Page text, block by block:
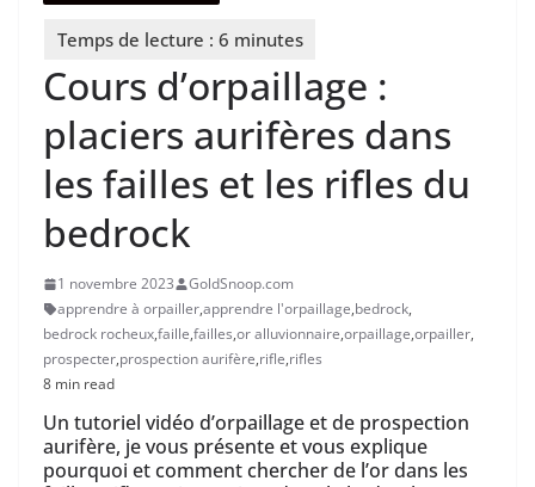
Cours d’orpaillage :
placiers aurifères dans
les failles et les rifles du
bedrock
1 novembre 2023
GoldSnoop.com
apprendre à orpailler,apprendre l'orpaillage,bedrock,
bedrock rocheux,faille,failles,or alluvionnaire,orpaillage,orpailler,
prospecter,prospection aurifère,rifle,rifles
8 min read
Un tutoriel vidéo d’orpaillage et de prospection
aurifère, je vous présente et vous explique
pourquoi et comment chercher de l’or dans les